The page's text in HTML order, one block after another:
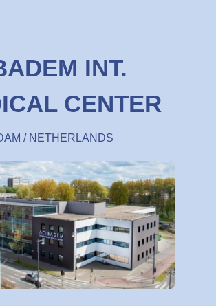
INT.
CENTER
/ NETHERLANDS